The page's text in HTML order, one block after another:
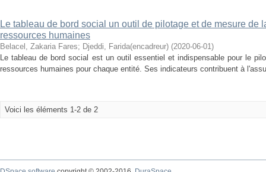
Le tableau de bord social un outil de pilotage et de mesure de
ressources humaines
Belacel, Zakaria Fares; Djeddi, Farida(encadreur) (2020-06-01)
Le tableau de bord social est un outil essentiel et indispensable pour le
ressources humaines pour chaque entité. Ses indicateurs contribuent à
Voici les éléments 1-2 de 2